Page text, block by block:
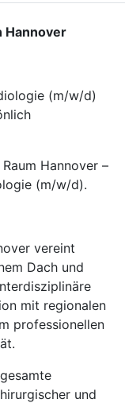
Hannover
(m/w/d)
Hannover –
(m/w/d).
vereint
Dach und
mit regionalen
professionellen
und